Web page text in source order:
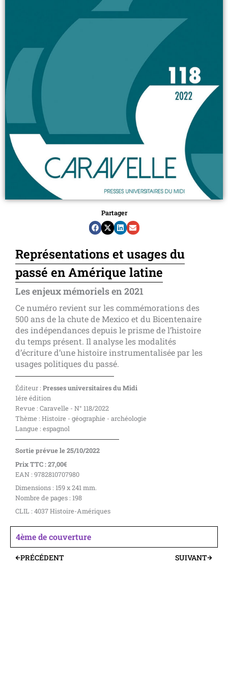
Partager
Représentations et usages du
passé en Amérique latine
Les enjeux mémoriels en 2021
Ce numéro revient sur les commémorations des
500 ans de la chute de Mexico et du Bicentenaire
des indépendances depuis le prisme de l’histoire
du temps présent. Il analyse les modalités
d’écriture d’une histoire instrumentalisée par les
usages politiques du passé.
Éditeur : Presses universitaires du Midi
1ére édition
Revue : Caravelle - N° 118/2022
Thème : Histoire - géographie - archéologie
Langue : espagnol
Sortie prévue le 25/10/2022
Prix TTC : 27,00€
EAN : 9782810707980
Dimensions : 159 x 241 mm.
Nombre de pages : 198
CLIL : 4037 Histoire-Amériques
4ème de couverture
Précédent
PRÉCÉDENT SUIVANTSuivant